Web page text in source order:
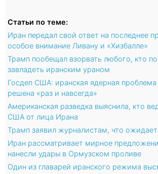
Статьи по теме:
Иран передал свой ответ на последнее
особое внимание Ливану и «Хизбалле»
Трамп пообещал взорвать любого, кто
завладеть иранским ураном
Госдеп США: иранская ядерная
решена «раз и навсегда»
Американская разведка выяснила, кто
США от лица Ирана
Трамп заявил журналистам, что
Иран рассматривает мирное
нанесли удары в Ормузском проливе
Один из главарей иранского режима